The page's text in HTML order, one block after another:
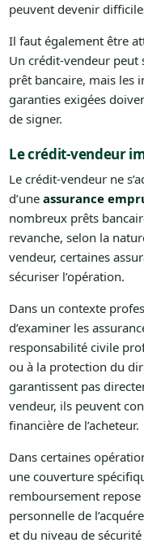
peuvent devenir
Il faut également être
Un crédit-vendeur peut
prêt bancaire, mais les
garanties exigées
de signer.
Le crédit-vendeur
Le crédit-vendeur ne
d’une assurance
nombreux prêts
revanche, selon la
vendeur, certaines
sécuriser l’opération.
Dans un contexte
d’examiner les
responsabilité civile
ou à la protection du
garantissent pas
vendeur, ils peuvent
financière de l’acheteur.
Dans certaines
une couverture
remboursement
personnelle de
et du niveau de